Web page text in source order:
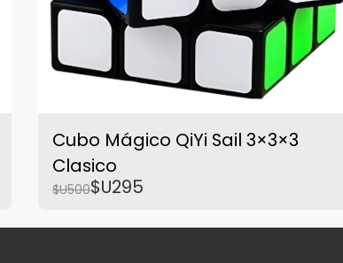
Cubo Mágico QiYi Sail 3×3×3
Clasico
$U500$U295